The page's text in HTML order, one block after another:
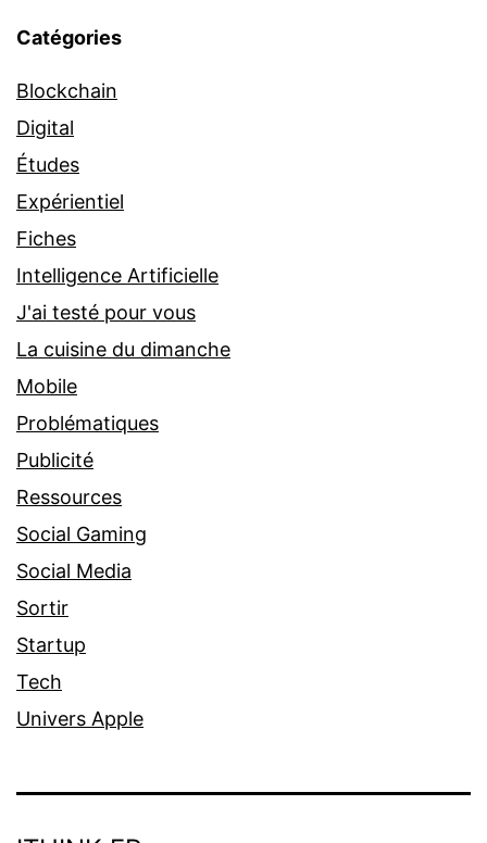
Catégories
Blockchain
Digital
Études
Expérientiel
Fiches
Intelligence Artificielle
J'ai testé pour vous
La cuisine du dimanche
Mobile
Problématiques
Publicité
Ressources
Social Gaming
Social Media
Sortir
Startup
Tech
Univers Apple